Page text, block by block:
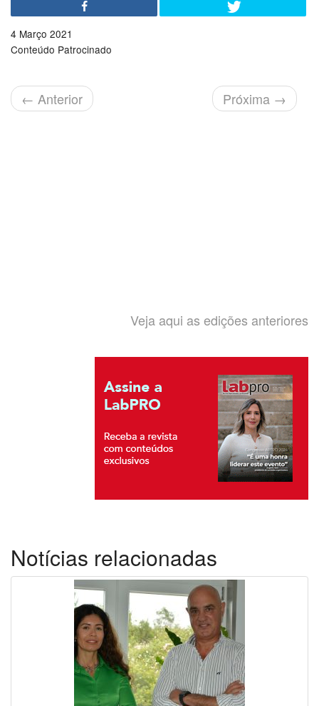
4 Março 2021
Conteúdo Patrocinado
← Anterior Próxima →
Veja aqui as edições anteriores
Notícias relacionadas